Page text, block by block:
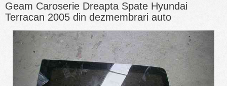
Geam Caroserie Dreapta Spate Hyundai
Terracan 2005 din dezmembrari auto
Previous Next